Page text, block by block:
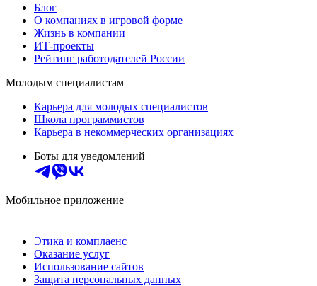
Блог
О компаниях в игровой форме
Жизнь в компании
ИТ-проекты
Рейтинг работодателей России
Молодым специалистам
Карьера для молодых специалистов
Школа программистов
Карьера в некоммерческих организациях
Боты для уведомлений
Мобильное приложение
Этика и комплаенс
Оказание услуг
Использование сайтов
Защита персональных данных